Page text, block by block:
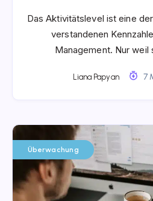
Das Aktivitätslevel ist eine
verstandenen
Management. Nur
Liana Papyan 7
Überwachung